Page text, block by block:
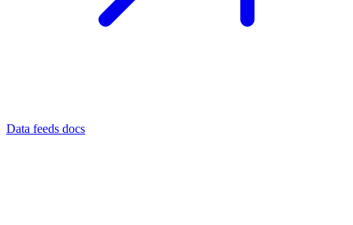
Data feeds docs